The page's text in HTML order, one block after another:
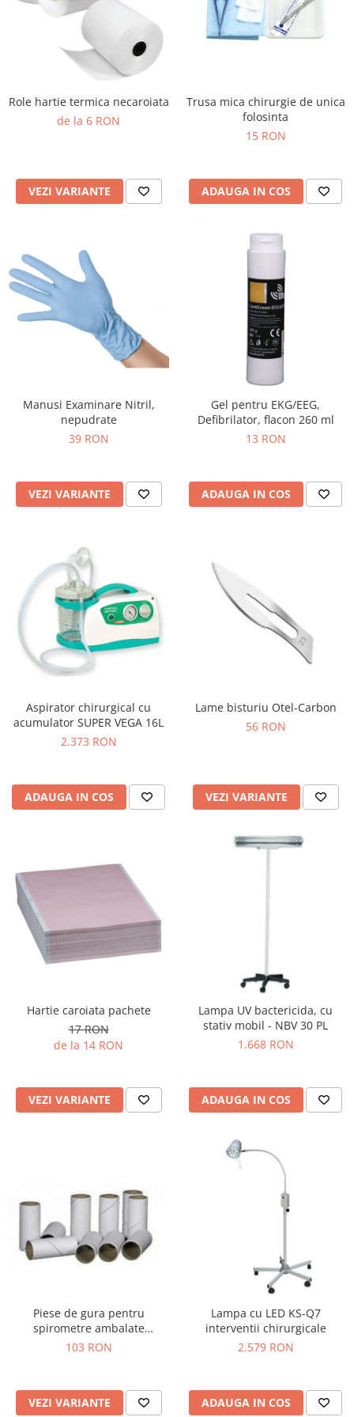
Echipamente de urgenta
Electrocardiografe
Exoftalmometre
Fundus Camera
Glucometre
Holtere
Incubatoare
Injectomate si infuzomate
Dezinfectare
Lampi de operatie si medicale
Laringoscoape
Lentile de diagnostic
Masini de sflefuit lentile
Mese chirurgicale oftalmologice
Mese operatii
Monitoare fetale
Monitoare pacient
Negatoscoape
OCT - Tomografe in coerenta
optica
Optotipuri, teste de vedere si
proiectoare de teste
Pulsoximetre
Sinoptofoare
Spirometre
Tensiometre si stetoscoape
Termometre
Tonometre
Truse de lentile si rame probe
Vizioteste
VET
Truse perfuzie
Role hartie termica necaroiata
de la 6 RON
VEZI VARIANTE
Trusa mica chirurgie de unica
folosinta
15 RON
ADAUGA IN COS
Manusi Examinare Nitril,
nepudrate
39 RON
VEZI VARIANTE
Gel pentru EKG/EEG,
Defibrilator, flacon 260 ml
13 RON
ADAUGA IN COS
Aspirator chirurgical cu
acumulator SUPER VEGA 16L
2.373 RON
ADAUGA IN COS
Lame bisturiu Otel-Carbon
56 RON
VEZI VARIANTE
Hartie caroiata pachete
17 RON
de la 14 RON
VEZI VARIANTE
Lampa UV bactericida, cu
stativ mobil - NBV 30 PL
1.668 RON
ADAUGA IN COS
Piese de gura pentru
spirometre ambalate
individual
103 RON
VEZI VARIANTE
Lampa cu LED KS-Q7
interventii chirurgicale
2.579 RON
ADAUGA IN COS